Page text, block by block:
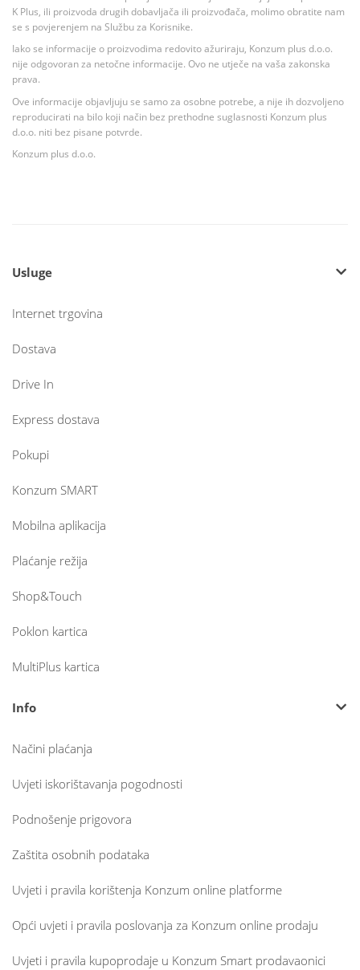
K Plus, ili proizvoda drugih dobavljača ili proizvođača, molimo obratite nam
se s povjerenjem na Službu za Korisnike.
Iako se informacije o proizvodima redovito ažuriraju, Konzum plus d.o.o.
nije odgovoran za netočne informacije. Ovo ne utječe na vaša zakonska
prava.
Ove informacije objavljuju se samo za osobne potrebe, a nije ih dozvoljeno
reproducirati na bilo koji način bez prethodne suglasnosti Konzum plus
d.o.o. niti bez pisane potvrde.
Konzum plus d.o.o.
Usluge
Internet trgovina
Dostava
Drive In
Express dostava
Pokupi
Konzum SMART
Mobilna aplikacija
Plaćanje režija
Shop&Touch
Poklon kartica
MultiPlus kartica
Info
Načini plaćanja
Uvjeti iskorištavanja pogodnosti
Podnošenje prigovora
Zaštita osobnih podataka
Uvjeti i pravila korištenja Konzum online platforme
Opći uvjeti i pravila poslovanja za Konzum online prodaju
Uvjeti i pravila kupoprodaje u Konzum Smart prodavaonici